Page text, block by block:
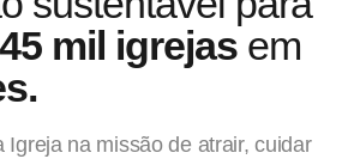
45 mil igrejas em
Igreja na missão de atrair, cuidar